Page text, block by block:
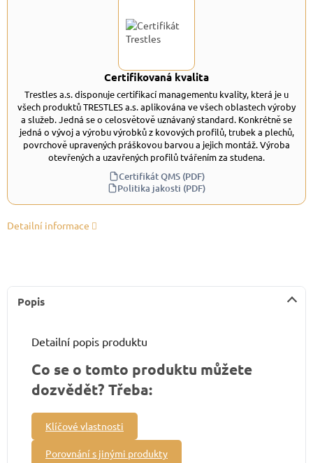
Certifikovaná kvalita
Trestles a.s. disponuje certifikací managementu kvality, která je u
všech produktů TRESTLES a.s. aplikována ve všech oblastech výroby
a služeb. Jedná se o celosvětově uznávaný standard. Konkrétně se
jedná o vývoj a výrobu výrobků z kovových profilů, trubek a plechů,
povrchově upravených práškovou barvou a jejich montáž. Výroba
otevřených a uzavřených profilů tvářením za studena.
Certifikát QMS (PDF)
Politika jakosti (PDF)
Detailní informace
Popis
Detailní popis produktu
Co se o tomto produktu můžete
dozvědět? Třeba:
Klíčové vlastnosti
Porovnání s jinými produkty